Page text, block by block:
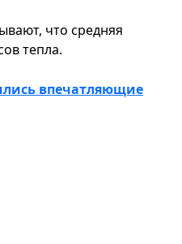
что средняя
тепла.
впечатляющие